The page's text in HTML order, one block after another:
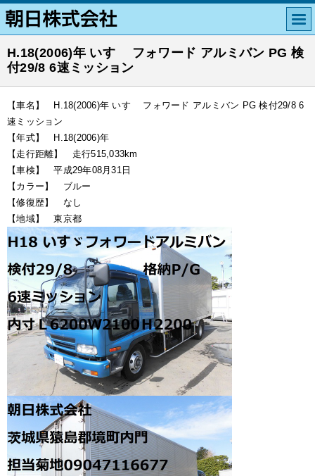
H.18(2006)年 いすゞ フォワード アルミバン PG 検
付29/8 6速ミッション
【車名】 H.18(2006)年 いすゞ フォワード アルミバン PG 検付29/8 6
速ミッション
【年式】 H.18(2006)年
【走行距離】 走行515,033km
【車検】 平成29年08月31日
【カラー】 ブルー
【修復歴】 なし
【地域】 東京都